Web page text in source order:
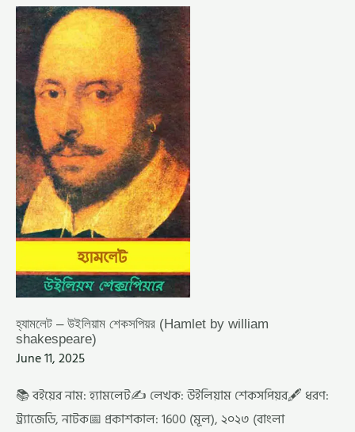
হ্যামলেট – উইলিয়াম শেকসপিয়র (Hamlet by william
shakespeare)
June 11, 2025
📚 বইয়ের নাম: হ্যামলেট✍️ লেখক: উইলিয়াম শেকসপিয়র🖋️ ধরণ:
ট্র্যাজেডি, নাটক📅 প্রকাশকাল: 1600 (মূল), ২০২৩ (বাংলা
হ্যামলেট
–
উইলিয়াম
শেকসপিয়র
(HAMLET
BY
WILLIAM
SHAKESPEARE)